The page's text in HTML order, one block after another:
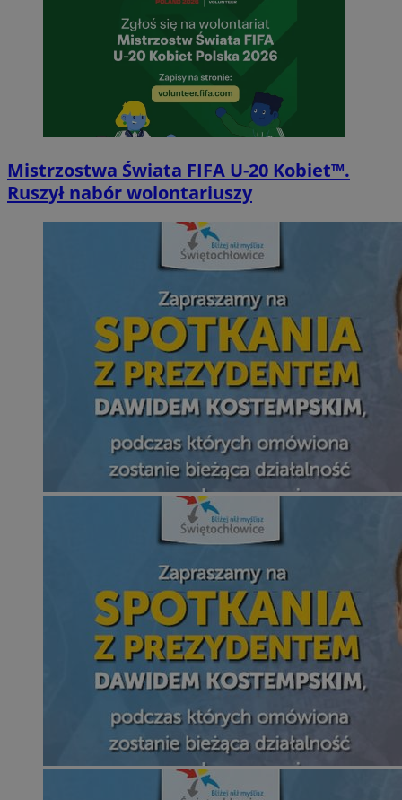
Mistrzostwa Świata FIFA U-20 Kobiet™.
Ruszył nabór wolontariuszy